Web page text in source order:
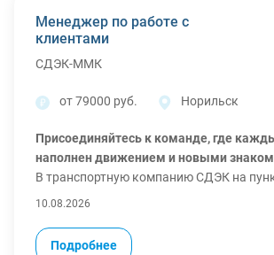
Менеджер по работе с
клиентами
СДЭК-ММК
от 79000 руб. Норильск
Присоединяйтесь к команде, где
наполнен движением и новыми
В транспортную компанию СДЭК на
заказов ищем менеджера по работе с
подход к разным людям и не боится
Подробнее
10.08.2026